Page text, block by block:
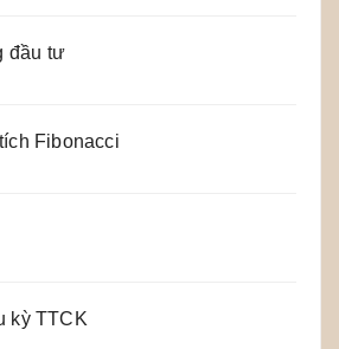
đầu tư
Fibonacci
kỳ TTCK